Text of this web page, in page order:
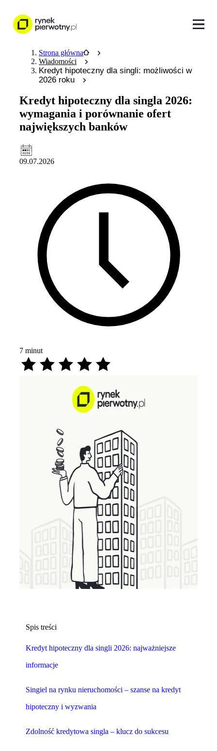
Strona główna
Wiadomości
Kredyt hipoteczny dla singli: możliwości w
2026 roku
Kredyt hipoteczny dla singla 2026:
wymagania i porównanie ofert
największych banków
09.07.2026
7 minut
Spis treści
Kredyt hipoteczny dla singli 2026: najważniejsze
informacje
Singiel na rynku nieruchomości – szanse na kredyt
hipoteczny i wyzwania
Zdolność kredytowa singla – klucz do sukcesu